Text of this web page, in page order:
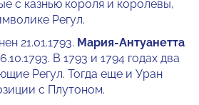
с казнью короля и королевы,
Регул.
21.01.1793. Мария-Антуанетта
В 1793 и 1794 годах два
Регул. Тогда еще и Уран
с Плутоном.